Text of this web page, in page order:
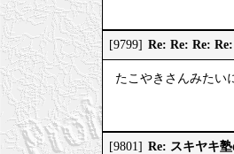
[9799] Re: Re: Re:
たこやきさんみたい
[9801] Re: スキヤキ